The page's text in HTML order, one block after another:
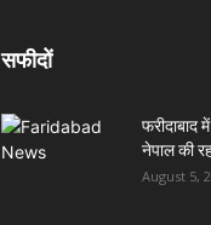
सफीदों
फरीदाबाद
नेपाल की
August 5,